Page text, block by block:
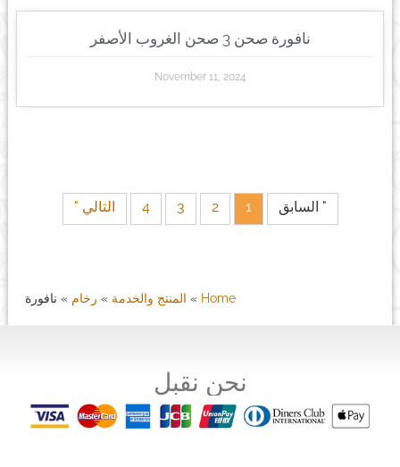
نافورة صحن 3 صحن الغروب الأصفر
November 11, 2024
" السابق 1
2
3
4 التالي "
Home
» المنتج والخدمة » رخام » نافورة
نحن نقبل